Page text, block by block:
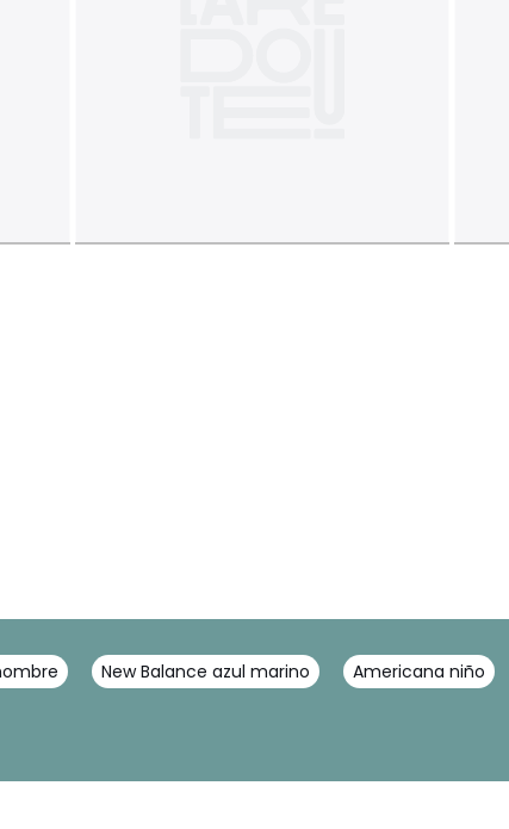
New Balance azul marino Americana niño